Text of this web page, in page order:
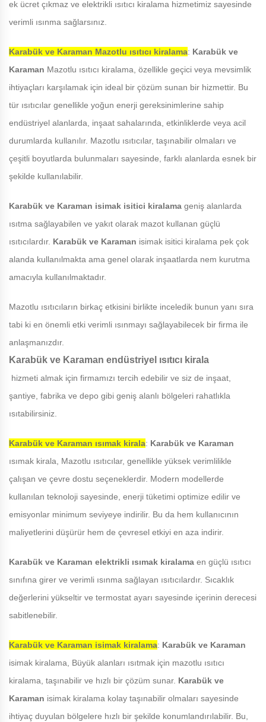
ek ücret çıkmaz ve elektrikli ısıtıcı kiralama hizmetimiz sayesinde
verimli ısınma sağlarsınız.
Karabük ve Karaman Mazotlu ısıtıcı kiralama: Karabük ve
Karaman Mazotlu ısıtıcı kiralama, özellikle geçici veya mevsimlik
ihtiyaçları karşılamak için ideal bir çözüm sunan bir hizmettir. Bu
tür ısıtıcılar genellikle yoğun enerji gereksinimlerine sahip
endüstriyel alanlarda, inşaat sahalarında, etkinliklerde veya acil
durumlarda kullanılır. Mazotlu ısıtıcılar, taşınabilir olmaları ve
çeşitli boyutlarda bulunmaları sayesinde, farklı alanlarda esnek bir
şekilde kullanılabilir.
Karabük ve Karaman isimak isitici kiralama geniş alanlarda
ısıtma sağlayabilen ve yakıt olarak mazot kullanan güçlü
ısıtıcılardır. Karabük ve Karaman isimak isitici kiralama pek çok
alanda kullanılmakta ama genel olarak inşaatlarda nem kurutma
amacıyla kullanılmaktadır.
Mazotlu ısıtıcıların birkaç etkisini birlikte inceledik bunun yanı sıra
tabi ki en önemli etki verimli ısınmayı sağlayabilecek bir firma ile
anlaşmanızdır.
Karabük ve Karaman endüstriyel ısıtıcı kirala
hizmeti almak için firmamızı tercih edebilir ve siz de inşaat,
şantiye, fabrika ve depo gibi geniş alanlı bölgeleri rahatlıkla
ısıtabilirsiniz.
Karabük ve Karaman ısımak kirala: Karabük ve Karaman
ısımak kirala, Mazotlu ısıtıcılar, genellikle yüksek verimlilikle
çalışan ve çevre dostu seçeneklerdir. Modern modellerde
kullanılan teknoloji sayesinde, enerji tüketimi optimize edilir ve
emisyonlar minimum seviyeye indirilir. Bu da hem kullanıcının
maliyetlerini düşürür hem de çevresel etkiyi en aza indirir.
Karabük ve Karaman elektrikli ısımak kiralama en güçlü ısıtıcı
sınıfına girer ve verimli ısınma sağlayan ısıtıcılardır. Sıcaklık
değerlerini yükseltir ve termostat ayarı sayesinde içerinin derecesi
sabitlenebilir.
Karabük ve Karaman isimak kiralama: Karabük ve Karaman
isimak kiralama, Büyük alanları ısıtmak için mazotlu ısıtıcı
kiralama, taşınabilir ve hızlı bir çözüm sunar. Karabük ve
Karaman isimak kiralama kolay taşınabilir olmaları sayesinde
ihtiyaç duyulan bölgelere hızlı bir şekilde konumlandırılabilir. Bu,